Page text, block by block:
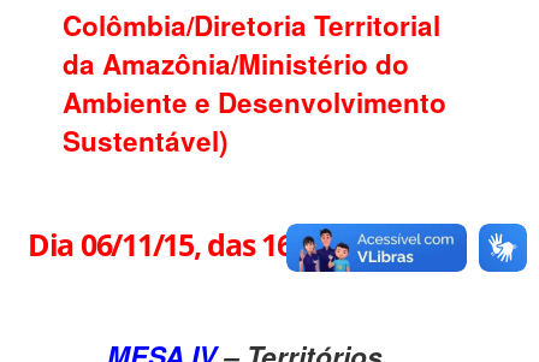
Colômbia/Diretoria Territorial
da Amazônia/Ministério do
Ambiente e Desenvolvimento
Sustentável)
Dia 06/11/15, das 16h00 às 17h30